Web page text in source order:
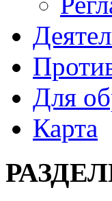
Для
Карта